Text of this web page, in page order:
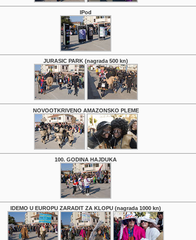
IPod
JURASIC PARK (nagrada 500 kn)
NOVOOTKRIVENO AMAZONSKO PLEME
100. GODINA HAJDUKA
IDEMO U EUROPU ZARADIT ZA KLOPU (nagrada 1000 kn)